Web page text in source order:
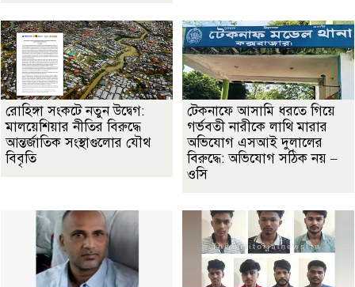
রোহিঙ্গা সংকটে নতুন উদ্বেগ:
মালয়েশিয়ার নীতির বিরুদ্ধে
আন্তর্জাতিক সংস্থাগুলোর যৌথ
বিবৃতি
টেকনাফে আসামি ধরতে গিয়ে
গর্ভবতী নারীকে লাথি মারার
অভিযোগ এসআই দুলালের
বিরুদ্ধে: অভিযোগ সঠিক নয় –
ওসি